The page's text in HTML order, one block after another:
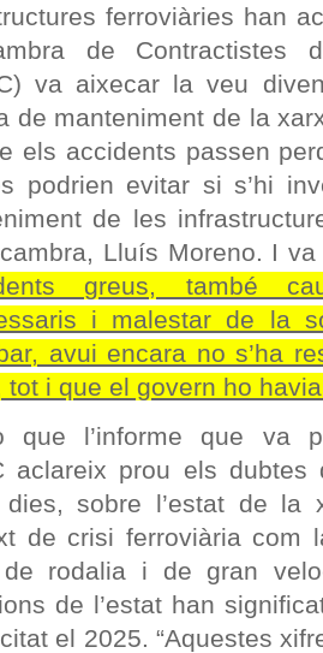
ferroviàries han
de Contractistes
va aixecar la veu
de manteniment de la
els accidents passen
podrien evitar si s’hi
de les
Lluís Moreno. I
greus, també
i malestar de la
avui encara no s’ha
tot i que el govern ho
que l’informe que va
aclareix prou els
dies, sobre l’estat de la
de crisi ferroviària com
rodalia i de gran
de l’estat han
el 2025. “Aquestes